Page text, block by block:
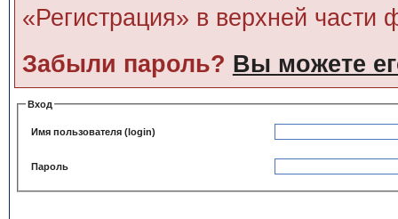
«Регистрация» в верхней части
Забыли пароль? Вы можете
Вход
Имя пользователя (login)
Пароль